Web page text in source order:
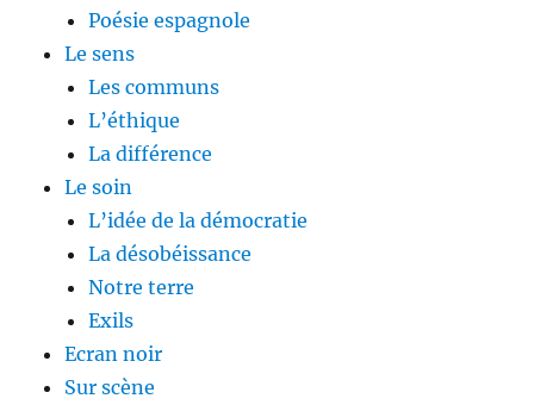
Poésie espagnole
Le sens
Les communs
L’éthique
La différence
Le soin
L’idée de la démocratie
La désobéissance
Notre terre
Exils
Ecran noir
Sur scène